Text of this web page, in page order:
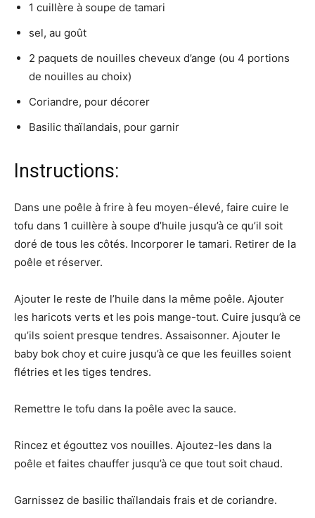
1 cuillère à soupe de tamari
sel, au goût
2 paquets de nouilles cheveux d’ange (ou 4 portions
de nouilles au choix)
Coriandre, pour décorer
Basilic thaïlandais, pour garnir
Instructions:
Dans une poêle à frire à feu moyen-élevé, faire cuire le
tofu dans 1 cuillère à soupe d’huile jusqu’à ce qu’il soit
doré de tous les côtés. Incorporer le tamari. Retirer de la
poêle et réserver.
Ajouter le reste de l’huile dans la même poêle. Ajouter
les haricots verts et les pois mange-tout. Cuire jusqu’à ce
qu’ils soient presque tendres. Assaisonner. Ajouter le
baby bok choy et cuire jusqu’à ce que les feuilles soient
flétries et les tiges tendres.
Remettre le tofu dans la poêle avec la sauce.
Rincez et égouttez vos nouilles. Ajoutez-les dans la
poêle et faites chauffer jusqu’à ce que tout soit chaud.
Garnissez de basilic thaïlandais frais et de coriandre.